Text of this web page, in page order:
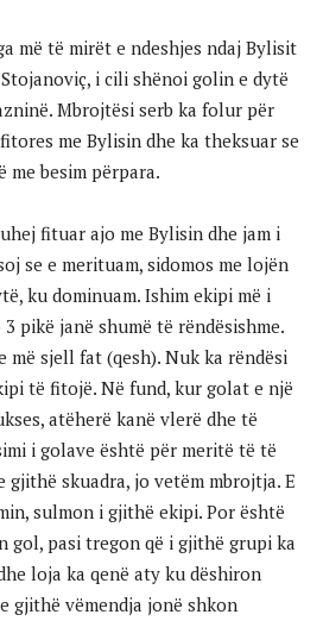
më të mirët e ndeshjes ndaj Bylisit
i cili shënoi golin e dytë
Mbrojtësi serb ka folur për
me Bylisin dhe ka theksuar se
me besim përpara.
fituar ajo me Bylisin dhe jam i
se e merituam, sidomos me lojën
ku dominuam. Ishim ekipi më i
pikë janë shumë të rëndësishme.
më sjell fat (qesh). Nuk ka rëndësi
të fitojë. Në fund, kur golat e një
atëherë kanë vlerë dhe të
i golave është për meritë të të
gjithë skuadra, jo vetëm mbrojtja. E
sulmon i gjithë ekipi. Por është
gol, pasi tregon që i gjithë grupi ka
loja ka qenë aty ku dëshiron
gjithë vëmendja jonë shkon